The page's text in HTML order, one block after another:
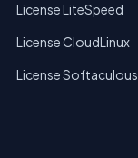
License LiteSpeed
License CloudLinux
License Softaculous